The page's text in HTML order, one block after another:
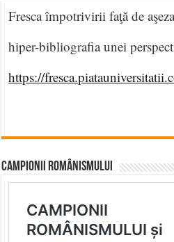
Fresca împotrivirii faţă de
hiper-bibliografia unei
https://
CAMPIONII ROMÂNISMULUI